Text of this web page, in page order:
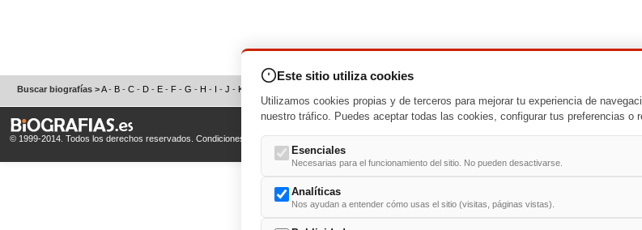
Buscar biografías >A- B - C - D - E - F - G - H - I - J - K
© 1999-2014. Todos los derechos reservados. Condiciones de usoyPolítica de Privacidad
Este sitio utiliza cookies
Utilizamos cookies propias y de terceros para mejorar tu experiencia de
nuestro tráfico. Puedes aceptar todas las cookies, configurar tus preferencias o
Esenciales
Necesarias para el funcionamiento del sitio. No pueden desactivarse.
Analíticas
Nos ayudan a entender cómo usas el sitio (visitas, páginas vistas).